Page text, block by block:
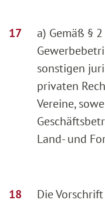
a) Gemäß §
sonstigen
privaten
Vereine,
Land- und
Die